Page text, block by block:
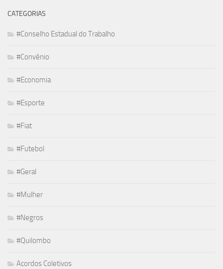
CATEGORIAS
#Conselho Estadual do Trabalho
#Convênio
#Economia
#Esporte
#Fiat
#Futebol
#Geral
#Mulher
#Negros
#Quilombo
Acordos Coletivos